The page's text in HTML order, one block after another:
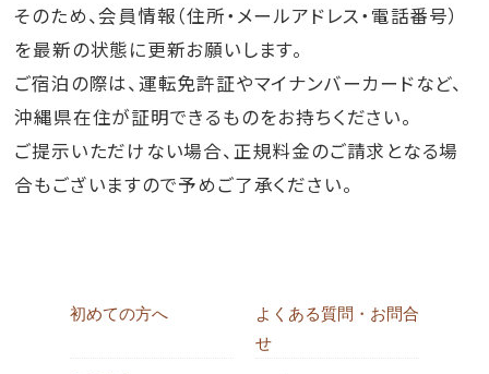
そのため、会員情報（住所・メールアドレス・電話番号）
を最新の状態に更新お願いします。
ご宿泊の際は、運転免許証やマイナンバーカードなど、
沖縄県在住が証明できるものをお持ちください。
ご提示いただけない場合、正規料金のご請求となる場
合もございますので予めご了承ください。
初めての方へ
よくある質問・お問合
せ